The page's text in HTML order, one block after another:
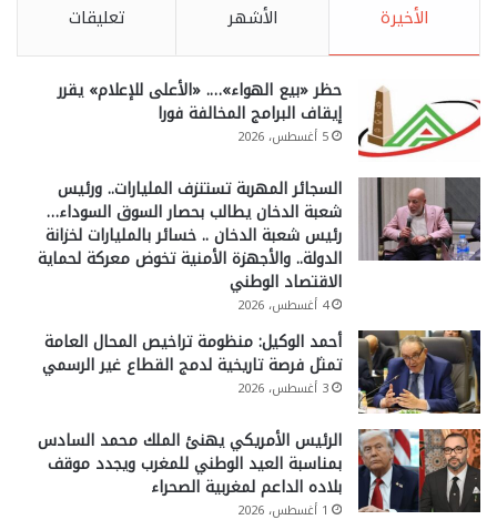
الأخيرة الأشهر تعليقات
حظر «بيع الهواء»…. «الأعلى للإعلام» يقرر
إيقاف البرامج المخالفة فورا
5 أغسطس، 2026
السجائر المهربة تستنزف المليارات.. ورئيس
شعبة الدخان يطالب بحصار السوق السوداء…
رئيس شعبة الدخان .. خسائر بالمليارات لخزانة
الدولة.. والأجهزة الأمنية تخوض معركة لحماية
الاقتصاد الوطني
4 أغسطس، 2026
أحمد الوكيل: منظومة تراخيص المحال العامة
تمثل فرصة تاريخية لدمج القطاع غير الرسمي
3 أغسطس، 2026
الرئيس الأمريكي يهنئ الملك محمد السادس
بمناسبة العيد الوطني للمغرب ويجدد موقف
بلاده الداعم لمغربية الصحراء
1 أغسطس، 2026